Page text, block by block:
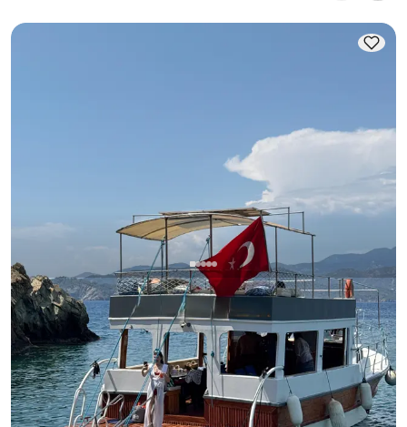
capacité d'hébergement ; pour les locations à la
Fethiye, Muğla Nouveau bateau
Idéal pour Bachelor Parties, Birthdays & Sightseeing Tours in
Fethiye
Avec capitaine
Bateau
Navigation 12 Pers. · 12.00m